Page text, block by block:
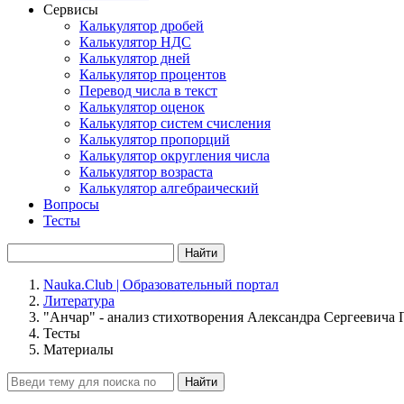
Сервисы
Калькулятор дробей
Калькулятор НДС
Калькулятор дней
Калькулятор процентов
Перевод числа в текст
Калькулятор оценок
Калькулятор систем счисления
Калькулятор пропорций
Калькулятор округления числа
Калькулятор возраста
Калькулятор алгебраический
Вопросы
Тесты
Найти
Nauka.Club | Образовательный портал
Литература
"Анчар" - анализ стихотворения Александра
Тесты
Материалы
Найти